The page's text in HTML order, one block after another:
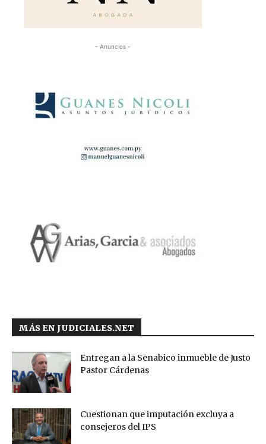
- Anuncios -
MÁS EN JUDICIALES.NET
Entregan a la Senabico inmueble de Justo
Pastor Cárdenas
Cuestionan que imputación excluya a
consejeros del IPS